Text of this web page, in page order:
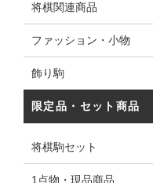
将棋関連商品
ファッション・小物
飾り駒
限定品・セット商品
将棋駒セット
1点物・現品商品